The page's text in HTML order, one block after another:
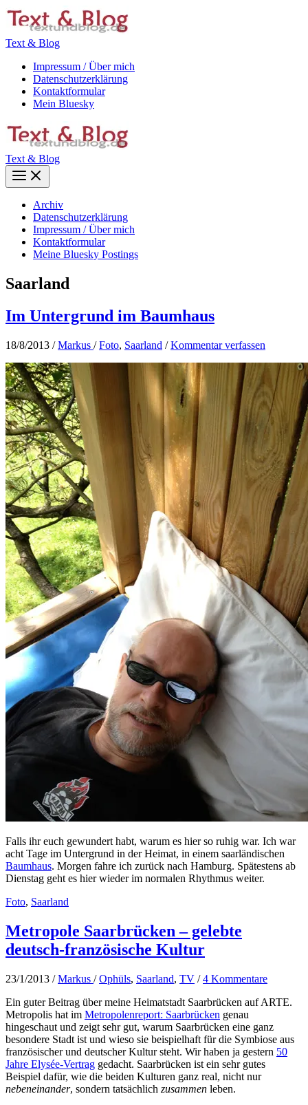
Zum
Inhalt
Text & Blog
Impressum / Über mich
Datenschutzerklärung
Kontaktformular
Mein Bluesky
Text & Blog
Main
Menu
Archiv
Datenschutzerklärung
Impressum / Über mich
Kontaktformular
Meine Bluesky Postings
Saarland
Im Untergrund im Baumhaus
18/8/2013 /Markus /Foto, Saarland /Kommentar verfassen
Falls ihr euch gewundert habt, warum es hier so ruhig war. Ich war
acht Tage im Untergrund in der Heimat, in einem saarländischen
Baumhaus. Morgen fahre ich zurück nach Hamburg. Spätestens ab
Dienstag geht es hier wieder im normalen Rhythmus weiter.
Foto, Saarland
Metropole Saarbrücken – gelebte
deutsch-französische Kultur
23/1/2013 /Markus /Ophüls, Saarland, TV /4 Kommentare
Ein guter Beitrag über meine Heimatstadt Saarbrücken auf ARTE.
Metropolis hat im Metropolenreport: Saarbrücken genau
hingeschaut und zeigt sehr gut, warum Saarbrücken eine ganz
besondere Stadt ist und wieso sie beispielhaft für die Symbiose aus
französischer und deutscher Kultur steht. Wir haben ja gestern 50
Jahre Elysée-Vertrag gedacht. Saarbrücken ist ein sehr gutes
Beispiel dafür, wie die beiden Kulturen ganz real, nicht nur
nebeneinander, sondern tatsächlich zusammen leben.